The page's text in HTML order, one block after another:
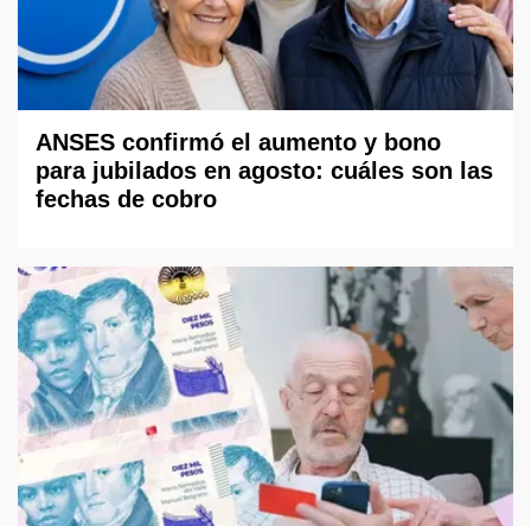
ANSES confirmó el aumento y bono
para jubilados en agosto: cuáles son las
fechas de cobro